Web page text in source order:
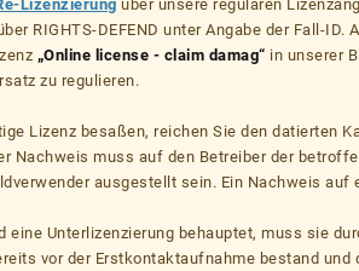
Lizenzierung über unsere regulären
RIGHTS-DEFEND unter Angabe der Fall-ID.
„Online license - claim damag“ in unserer
zu regulieren.
Lizenz besaßen, reichen Sie den datierten
Nachweis muss auf den Betreiber der
ausgestellt sein. Ein Nachweis auf
eine Unterlizenzierung behauptet, muss sie
vor der Erstkontaktaufnahme bestand und